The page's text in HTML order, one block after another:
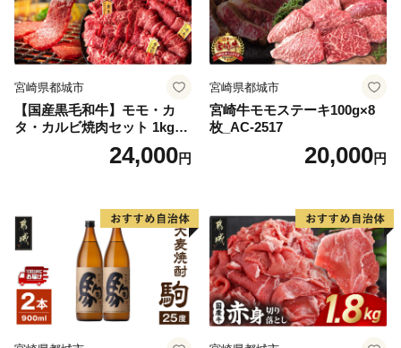
宮崎県都城市
【国産黒毛和牛】モモ・カ
タ・カルビ焼肉セット 1kg_2
24,000円
宮崎県都城市
宮崎牛モモステーキ100g×8
枚_AC-2517
20,000円